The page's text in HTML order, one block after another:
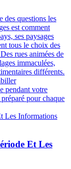
des questions les
est comment
ses paysages
tous le choix des
rues animées de
immaculées,
différents.
pendant votre
pour chaque
Et Les